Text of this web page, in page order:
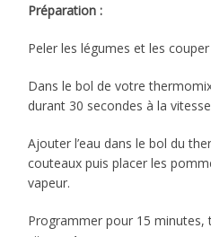
Préparation :
Peler les légumes et les
Dans le bol de votre
durant 30 secondes à la
Ajouter l’eau dans le bol du
couteaux puis placer les
vapeur.
Programmer pour 15 minutes,